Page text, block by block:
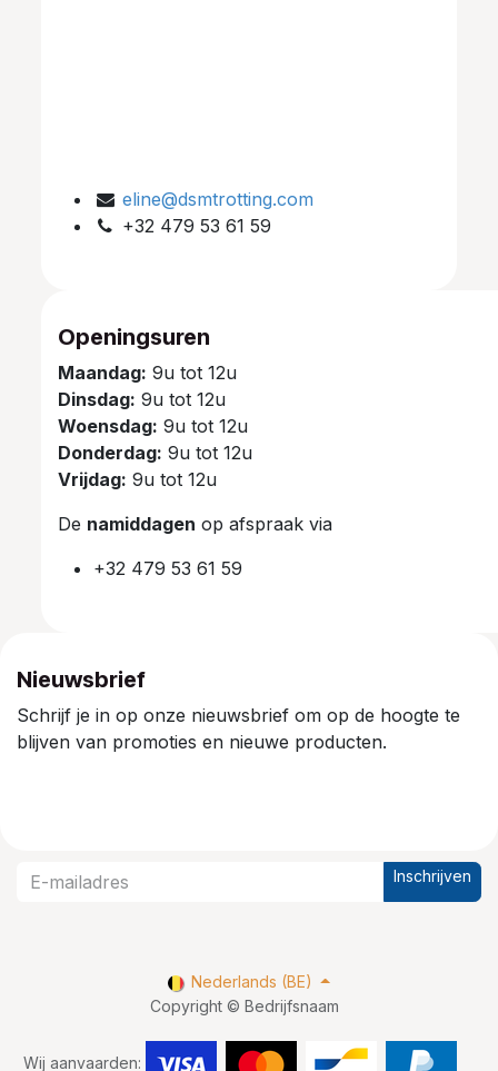
eline@dsmtrotting.com
+32 479 53 61 59
Openingsuren
Maandag: 9u tot 12u
Dinsdag: 9u tot 12u
Woensdag: 9u tot 12u
Donderdag: 9u tot 12u
Vrijdag: 9u tot 12u
De namiddagen op afspraak via
+32 479 53 61 59
Nieuwsbrief
Schrijf je in op onze nieuwsbrief om op de hoogte te
blijven van promoties en nieuwe producten.
Inschrijven
Copyright © Bedrijfsnaam
Wij aanvaarden:
Nederlands (BE)